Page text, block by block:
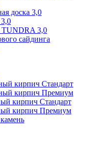
доска 3,0
TUNDRA 3,0
сайдинга
кирпич Стандарт
кирпич Премиум
кирпич Стандарт
кирпич Премиум